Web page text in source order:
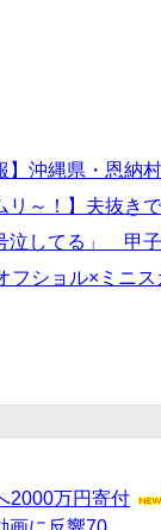
】沖縄県・恩納
リ～！】夫抜き
泣してる」 甲
フショル×ミニ
2000万円寄付